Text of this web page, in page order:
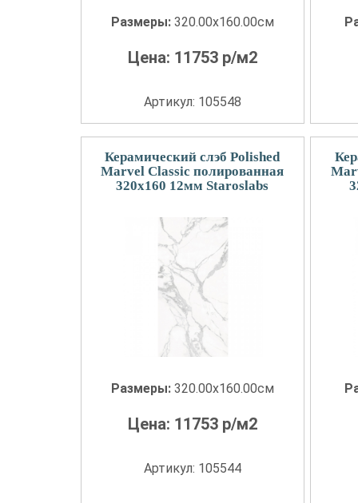
Размеры: 320.00x160.00см
Цена: 11753р/м2
Артикул: 105548
Керамический слэб Polished
Marvel Classic полированная
320x160 12мм Staroslabs
Размеры: 320.00x160.00см
Цена: 11753р/м2
Артикул: 105544